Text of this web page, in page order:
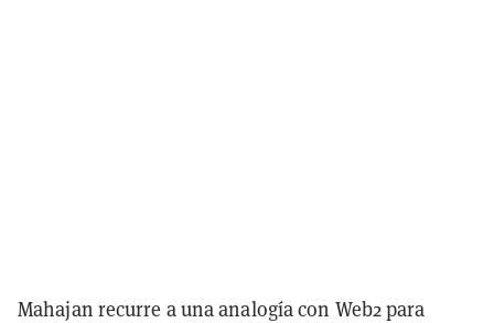
Mahajan recurre a una analogía con Web2 para